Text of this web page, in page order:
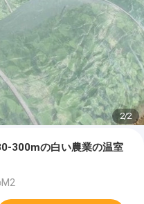
2/2
300mの白い農業の温室